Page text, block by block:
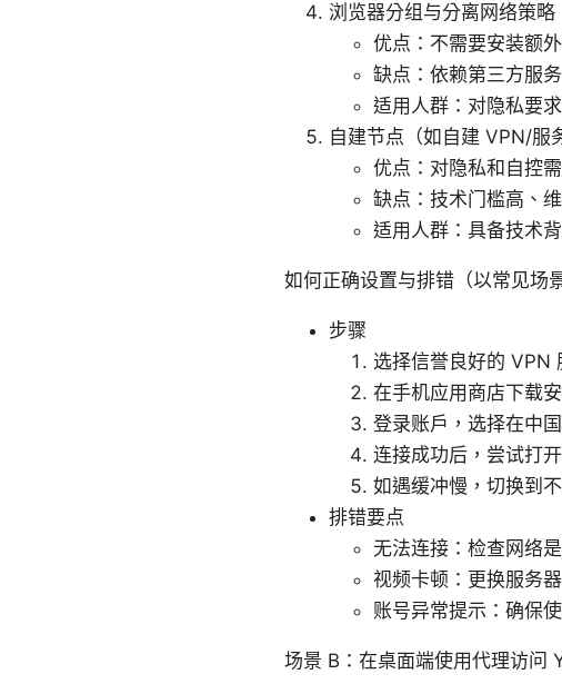
浏览器分组与分离网络策略
优点：不需要安装额
缺点：依赖第三方服
适用人群：对隐私要
自建节点（如自建 VPN/服
优点：对隐私和自控
缺点：技术门槛高、
适用人群：具备技术
如何正确设置与排错（以常见场
步骤
选择信誉良好的 VPN
在手机应用商店下载
登录账户，选择在中
连接成功后，尝试打
如遇缓冲慢，切换到
排错要点
无法连接：检查网络
视频卡顿：更换服务
账号异常提示：确保
场景 B：在桌面端使用代理访问